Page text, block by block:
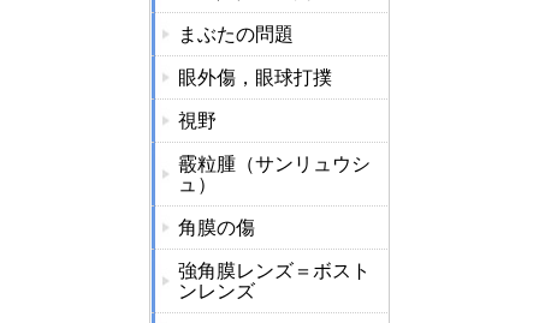
まぶたの問題
眼外傷，眼球打撲
視野
霰粒腫（サンリュウシ
ュ）
角膜の傷
強角膜レンズ＝ボスト
ンレンズ